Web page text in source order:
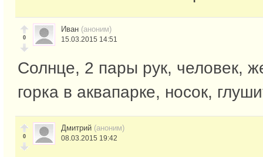
0
Иван (аноним)
15.03.2015 14:51
Солнце, 2 пары рук, человек,
горка в аквапарке, носок,
0
Дмитрий (аноним)
08.03.2015 19:42